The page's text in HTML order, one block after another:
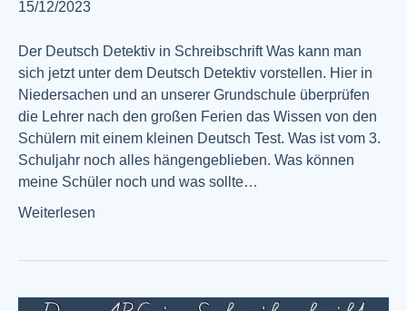
15/12/2023
Der Deutsch Detektiv in Schreibschrift Was kann man
sich jetzt unter dem Deutsch Detektiv vorstellen. Hier in
Niedersachen und an unserer Grundschule überprüfen
die Lehrer nach den großen Ferien das Wissen von den
Schülern mit einem kleinen Deutsch Test. Was ist vom 3.
Schuljahr noch alles hängengeblieben. Was können
meine Schüler noch und was sollte…
Weiterlesen